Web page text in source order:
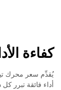
كفاءة
أداء فائقة تبرر كل